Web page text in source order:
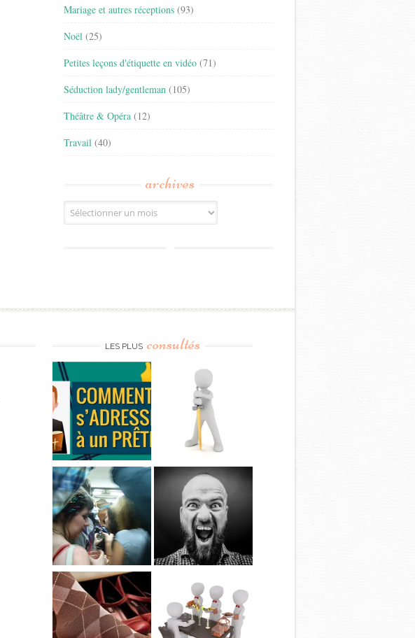
Mariage et autres réceptions (93)
Noël (25)
Petites leçons d'étiquette en vidéo (71)
Séduction lady/gentleman (105)
Théâtre & Opéra (12)
Travail (40)
archives
Archives
LES PLUS consultés